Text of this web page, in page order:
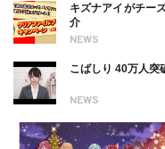
NEWS
キズナアイがチー
介
NEWS
こばしり 40万人突